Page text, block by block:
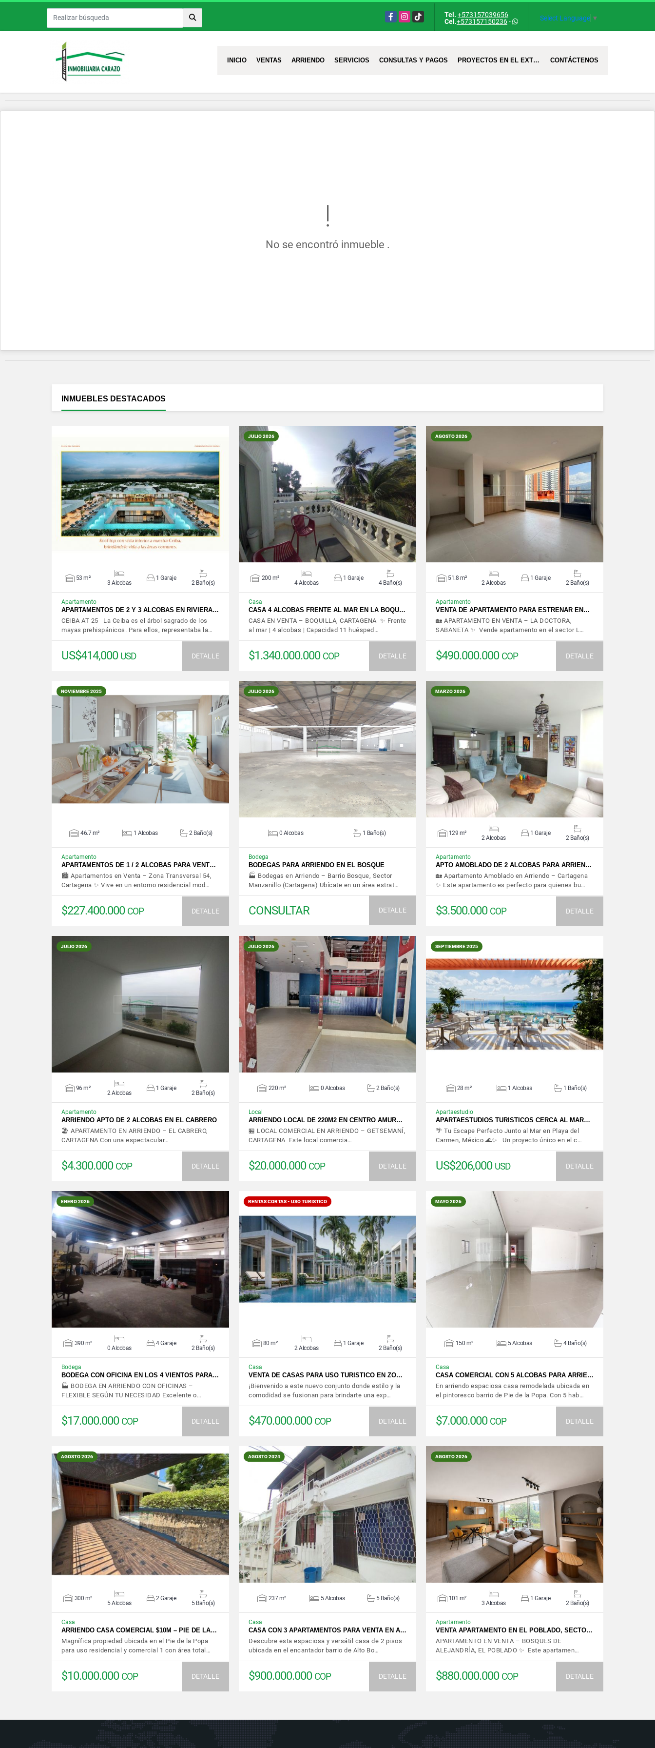
FacebookInstagram
TikTok Tel. +573157039656
Cel.+573157150236- Select Language ▼
INICIO VENTAS ARRIENDO SERVICIOS CONSULTAS Y PAGOS PROYECTOS EN EL EXTRANJERO CONTÁCTENOS
No se encontró inmueble .
INMUEBLES DESTACADOS
VER DETALLES
53 m²
3 Alcobas
1 Garaje
2 Baño(s)
Apartamento
APARTAMENTOS DE 2 Y 3 ALCOBAS EN RIVIERA…
CEIBA AT 25 La Ceiba es el árbol sagrado de los
mayas prehispánicos. Para ellos, representaba la…
US$414,000 USD DETALLE
JULIO 2026
VER DETALLES
200 m²
4 Alcobas
1 Garaje
4 Baño(s)
Casa
CASA 4 ALCOBAS FRENTE AL MAR EN LA BOQU…
CASA EN VENTA – BOQUILLA, CARTAGENA ✨ Frente
al mar | 4 alcobas | Capacidad 11 huésped…
$1.340.000.000 COP DETALLE
AGOSTO 2026
VER DETALLES
51.8 m²
2 Alcobas
1 Garaje
2 Baño(s)
Apartamento
VENTA DE APARTAMENTO PARA ESTRENAR EN…
🏡 APARTAMENTO EN VENTA – LA DOCTORA,
SABANETA ✨ Vende apartamento en el sector L…
$490.000.000 COP DETALLE
NOVIEMBRE 2025
VER DETALLES
46.7 m² 1 Alcobas 2 Baño(s)
Apartamento
APARTAMENTOS DE 1 / 2 ALCOBAS PARA VENT…
🏙️ Apartamentos en Venta – Zona Transversal 54,
Cartagena ✨ Vive en un entorno residencial mod…
$227.400.000 COP DETALLE
JULIO 2026
VER DETALLES
0 Alcobas 1 Baño(s)
Bodega
BODEGAS PARA ARRIENDO EN EL BOSQUE
🏭 Bodegas en Arriendo – Barrio Bosque, Sector
Manzanillo (Cartagena) Ubícate en un área estrat…
CONSULTAR DETALLE
MARZO 2026
VER DETALLES
129 m²
2 Alcobas
1 Garaje
2 Baño(s)
Apartamento
APTO AMOBLADO DE 2 ALCOBAS PARA ARRIEN…
🏡 Apartamento Amoblado en Arriendo – Cartagena
✨ Este apartamento es perfecto para quienes bu…
$3.500.000 COP DETALLE
JULIO 2026
VER DETALLES
96 m²
2 Alcobas
1 Garaje
2 Baño(s)
Apartamento
ARRIENDO APTO DE 2 ALCOBAS EN EL CABRERO
🏖️ APARTAMENTO EN ARRIENDO – EL CABRERO,
CARTAGENA Con una espectacular…
$4.300.000 COP DETALLE
JULIO 2026
VER DETALLES
220 m² 0 Alcobas 2 Baño(s)
Local
ARRIENDO LOCAL DE 220M2 EN CENTRO AMUR…
🏪 LOCAL COMERCIAL EN ARRIENDO – GETSEMANÍ,
CARTAGENA Este local comercia…
$20.000.000 COP DETALLE
SEPTIEMBRE 2025
VER DETALLES
28 m² 1 Alcobas 1 Baño(s)
Apartaestudio
APARTAESTUDIOS TURISTICOS CERCA AL MAR…
🌴 Tu Escape Perfecto Junto al Mar en Playa del
Carmen, México 🌊✨ Un proyecto único en el c…
US$206,000 USD DETALLE
ENERO 2026
VER DETALLES
390 m²
0 Alcobas
4 Garaje
2 Baño(s)
Bodega
BODEGA CON OFICINA EN LOS 4 VIENTOS PARA…
🏭 BODEGA EN ARRIENDO CON OFICINAS –
FLEXIBLE SEGÚN TU NECESIDAD Excelente o…
$17.000.000 COP DETALLE
RENTAS CORTAS - USO TURISTICO
VER DETALLES
80 m²
2 Alcobas
1 Garaje
2 Baño(s)
Casa
VENTA DE CASAS PARA USO TURISTICO EN ZO…
¡Bienvenido a este nuevo conjunto donde estilo y la
comodidad se fusionan para brindarte una exp…
$470.000.000 COP DETALLE
MAYO 2026
VER DETALLES
150 m² 5 Alcobas 4 Baño(s)
Casa
CASA COMERCIAL CON 5 ALCOBAS PARA ARRIE…
En arriendo espaciosa casa remodelada ubicada en
el pintoresco barrio de Pie de la Popa. Con 5 hab…
$7.000.000 COP DETALLE
AGOSTO 2026
VER DETALLES
300 m²
5 Alcobas
2 Garaje
5 Baño(s)
Casa
ARRIENDO CASA COMERCIAL $10M – PIE DE LA…
Magnífica propiedad ubicada en el Pie de la Popa
para uso residencial y comercial 1 con área total…
$10.000.000 COP DETALLE
AGOSTO 2024
VER DETALLES
237 m² 5 Alcobas 5 Baño(s)
Casa
CASA CON 3 APARTAMENTOS PARA VENTA EN A…
Descubre esta espaciosa y versátil casa de 2 pisos
ubicada en el encantador barrio de Alto Bo…
$900.000.000 COP DETALLE
AGOSTO 2026
VER DETALLES
101 m²
3 Alcobas
1 Garaje
2 Baño(s)
Apartamento
VENTA APARTAMENTO EN EL POBLADO, SECTO…
APARTAMENTO EN VENTA – BOSQUES DE
ALEJANDRÍA, EL POBLADO ✨ Este apartamen…
$880.000.000 COP DETALLE